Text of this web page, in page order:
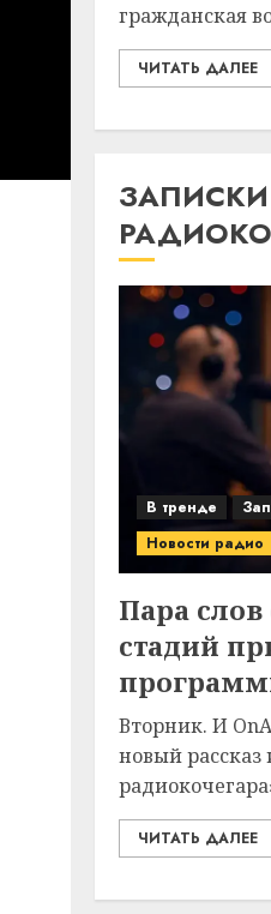
гражданская
ЧИТАТЬ ДАЛЕЕ
В тренде
Новости радио
Пара
стадий
Вторник. И
новый рассказ
ЧИТАТЬ ДАЛЕЕ